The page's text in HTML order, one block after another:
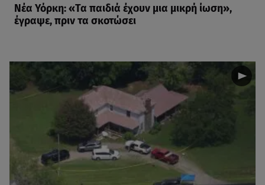
Νέα Υόρκη: «Τα παιδιά έχουν μια μικρή ίωση»,
έγραψε, πριν τα σκοτώσει